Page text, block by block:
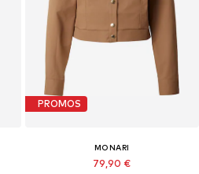
PROMOS
MONARI
79,90 €